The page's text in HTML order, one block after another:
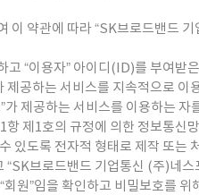
약관에 따라 “SK브로드밴드
“이용자” 아이디(ID)를 부여받
공하는 서비스를 지속적으로 이
가 제공하는 서비스를 이용하는 자
제1호의 규정에 의한 정보통신
있도록 전자적 형태로 제작 또는
브로드밴드 기업통신 (주)네
원”임을 확인하고 비밀보호를